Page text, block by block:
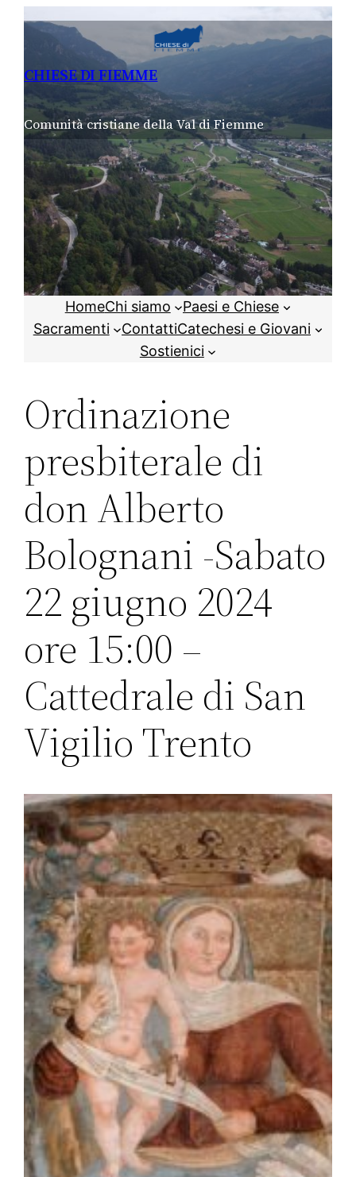
CHIESE DI FIEMME
Comunità cristiane della Val di Fiemme
HomeChi siamo
Paesi e Chiese
Sacramenti
ContattiCatechesi e Giovani
Sostienici
Ordinazione
presbiterale di
don Alberto
Bolognani -Sabato
22 giugno 2024
ore 15:00 –
Cattedrale di San
Vigilio Trento